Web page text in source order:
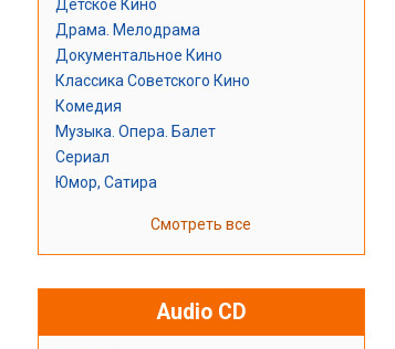
Детское Кино
Драма. Мелодрама
Документальное Кино
Классика Советского Кино
Комедия
Музыка. Опера. Балет
Сериал
Юмор, Сатира
Смотреть все
Audio CD